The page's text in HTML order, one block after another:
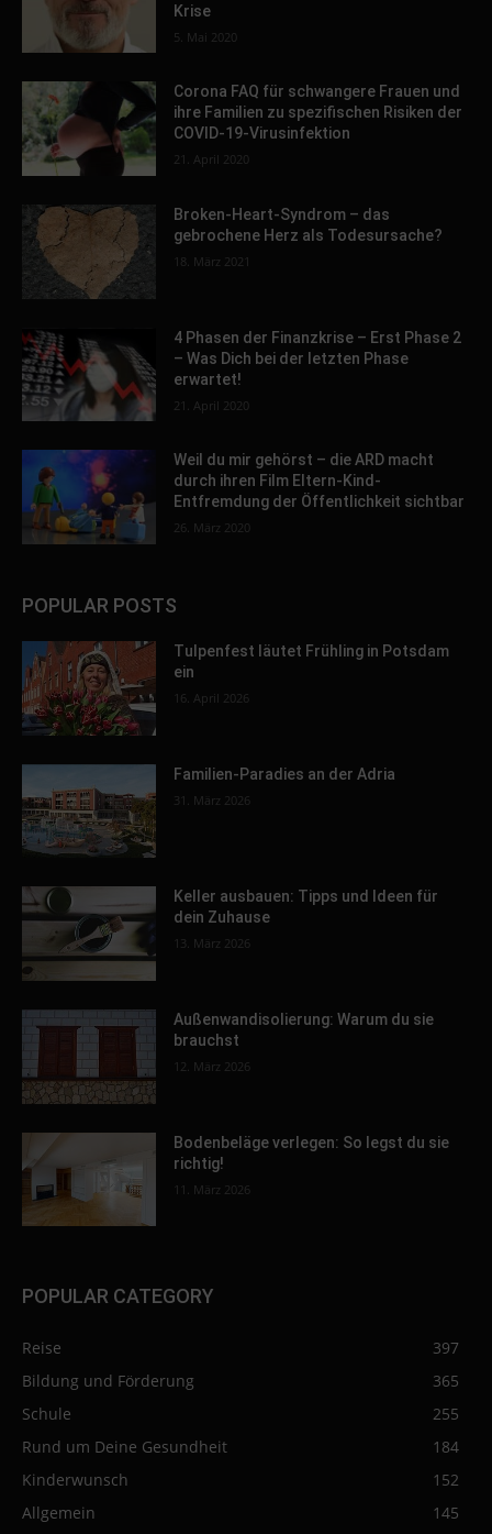
Krise
5. Mai 2020
Corona FAQ für schwangere Frauen und
ihre Familien zu spezifischen Risiken der
COVID-19-Virusinfektion
21. April 2020
Broken-Heart-Syndrom – das
gebrochene Herz als Todesursache?
18. März 2021
4 Phasen der Finanzkrise – Erst Phase 2
– Was Dich bei der letzten Phase
erwartet!
21. April 2020
Weil du mir gehörst – die ARD macht
durch ihren Film Eltern-Kind-
Entfremdung der Öffentlichkeit sichtbar
26. März 2020
POPULAR POSTS
Tulpenfest läutet Frühling in Potsdam
ein
16. April 2026
Familien-Paradies an der Adria
31. März 2026
Keller ausbauen: Tipps und Ideen für
dein Zuhause
13. März 2026
Außenwandisolierung: Warum du sie
brauchst
12. März 2026
Bodenbeläge verlegen: So legst du sie
richtig!
11. März 2026
POPULAR CATEGORY
Reise
397
Bildung und Förderung
365
Schule
255
Rund um Deine Gesundheit
184
Kinderwunsch
152
Allgemein
145